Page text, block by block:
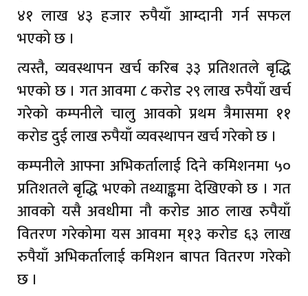
४१ लाख ४३ हजार रुपैयाँ आम्दानी गर्न सफल
भएको छ ।
त्यस्तै, व्यवस्थापन खर्च करिब ३३ प्रतिशतले बृद्धि
भएको छ । गत आवमा ८ करोड २९ लाख रुपैयाँ खर्च
गरेको कम्पनीले चालु आवको प्रथम त्रैमासमा ११
करोड दुई लाख रुपैयाँ व्यवस्थापन खर्च गरेको छ ।
कम्पनीले आफ्ना अभिकर्तालाई दिने कमिशनमा ५०
प्रतिशतले बृद्धि भएको तथ्याङ्कमा देखिएको छ । गत
आवको यसै अवधीमा नौ करोड आठ लाख रुपैयाँ
वितरण गरेकोमा यस आवमा म्१३ करोड ६३ लाख
रुपैयाँ अभिकर्तालाई कमिशन बापत वितरण गरेको
छ ।